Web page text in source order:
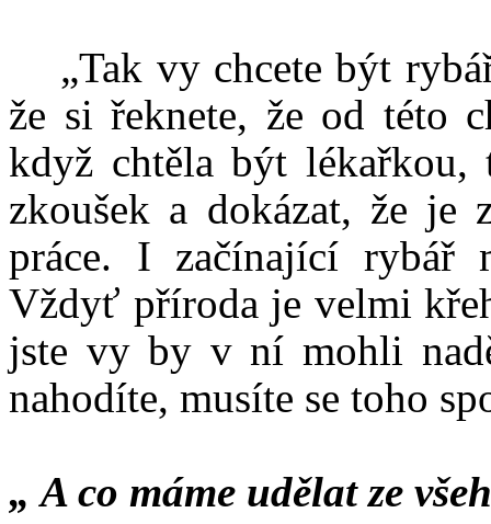
„Tak vy chcete být
že si řeknete, že od této
když chtěla být lékařkou,
zkoušek a dokázat, že je
práce. I začínající rybář
Vždyť příroda je velmi
jste vy by v ní mohli
nahodíte, musíte se toho
„ A co máme udělat ze